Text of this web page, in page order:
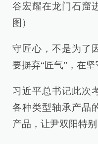
谷宏耀在龙门石窟
图）
守匠心，不是为了
要摒弃“匠气”，在坚
习近平总书记此次
各种类型轴承产品
产品，让尹双阳特